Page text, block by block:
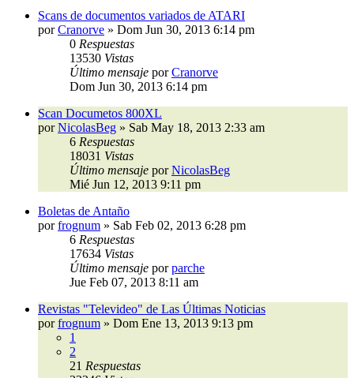
Scans de documentos variados de ATARI
porCranorve » Dom Jun 30, 2013 6:14 pm
0 Respuestas
13530 Vistas
Último mensaje porCranorve
Dom Jun 30, 2013 6:14 pm
Scan Documetos 800XL
porNicolasBeg » Sab May 18, 2013 2:33 am
6 Respuestas
18031 Vistas
Último mensaje porNicolasBeg
Mié Jun 12, 2013 9:11 pm
Boletas de Antaño
porfrognum » Sab Feb 02, 2013 6:28 pm
6 Respuestas
17634 Vistas
Último mensaje porparche
Jue Feb 07, 2013 8:11 am
Revistas "Televideo" de Las Últimas Noticias
porfrognum » Dom Ene 13, 2013 9:13 pm
1
2
21 Respuestas